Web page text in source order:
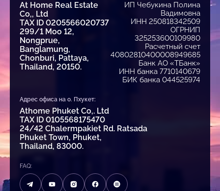
At Home Real Estate
Co,, Ltd
TAX ID 0205566020737
299/1 Moo 12,
Nongprue,
Banglamung,
Chonburi, Pattaya,
Thailand, 20150.
ИП Чебукина Полина
Вадимовна
ИНН 250818342509
ОГРНИП
325253600109980
Расчетный счет
40802810400008949685
Банк АО «ТБанк»
ИНН банка 7710140679
БИК банка 044525974
Адрес офиса на о. Пхукет:
Athome Phuket Co,. Ltd
TAX ID 0105568175470
24/42 Chalermpakiet Rd. Ratsada
Phuket Town, Phuket,
Thailand, 83000.
FAQ: